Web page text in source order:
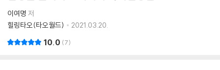
이여명 저
힐링타오(타오월드)
2021.03.20.
10.0 7